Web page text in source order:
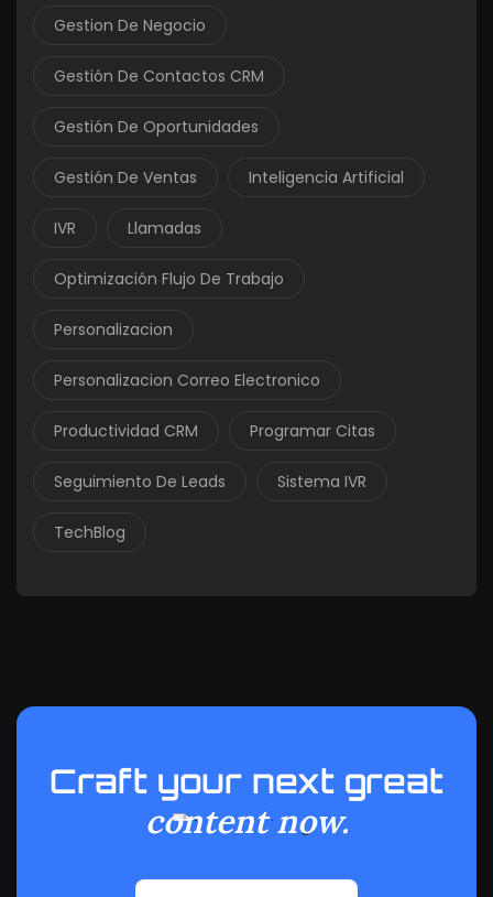
Gestion De Negocio
Gestión De Contactos CRM
Gestión De Oportunidades
Gestión De Ventas Inteligencia Artificial
IVR Llamadas
Optimización Flujo De Trabajo
Personalizacion
Personalizacion Correo Electronico
Productividad CRM Programar Citas
Seguimiento De Leads Sistema IVR
TechBlog
Craft your next great
content now.